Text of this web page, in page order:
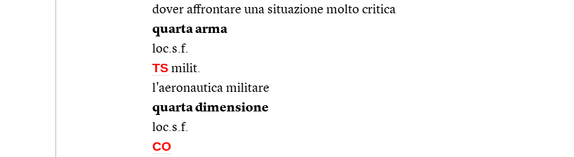
dover affrontare una situazione molto critica
quarta arma
loc.s.f.
TS milit.
l'aeronautica militare
quarta dimensione
loc.s.f.
CO